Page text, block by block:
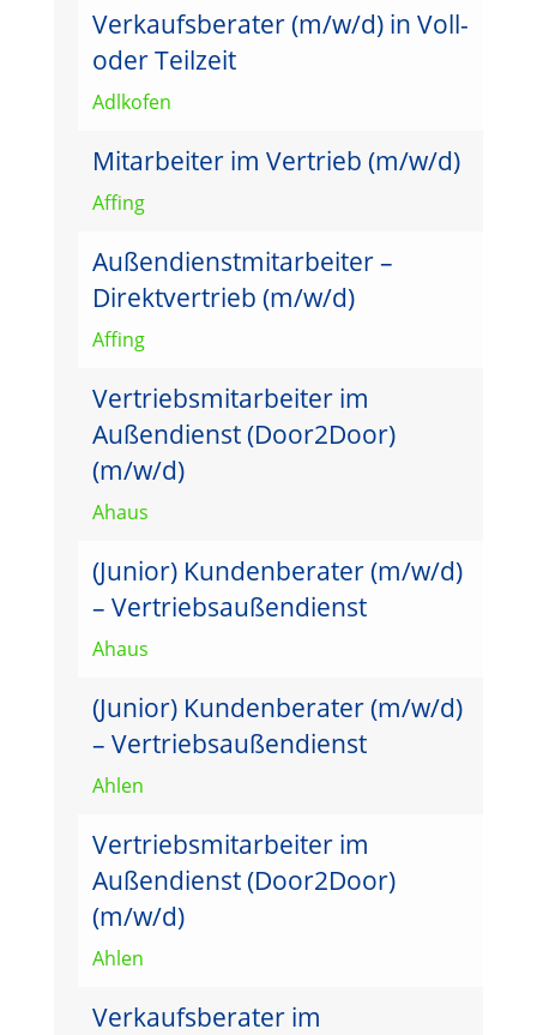
Verkaufsberater (m/w/d) in Voll-
oder Teilzeit
Adlkofen
Mitarbeiter im Vertrieb (m/w/d)
Affing
Außendienstmitarbeiter –
Direktvertrieb (m/w/d)
Affing
Vertriebsmitarbeiter im
Außendienst (Door2Door)
(m/w/d)
Ahaus
(Junior) Kundenberater (m/w/d)
– Vertriebsaußendienst
Ahaus
(Junior) Kundenberater (m/w/d)
– Vertriebsaußendienst
Ahlen
Vertriebsmitarbeiter im
Außendienst (Door2Door)
(m/w/d)
Ahlen
Verkaufsberater im